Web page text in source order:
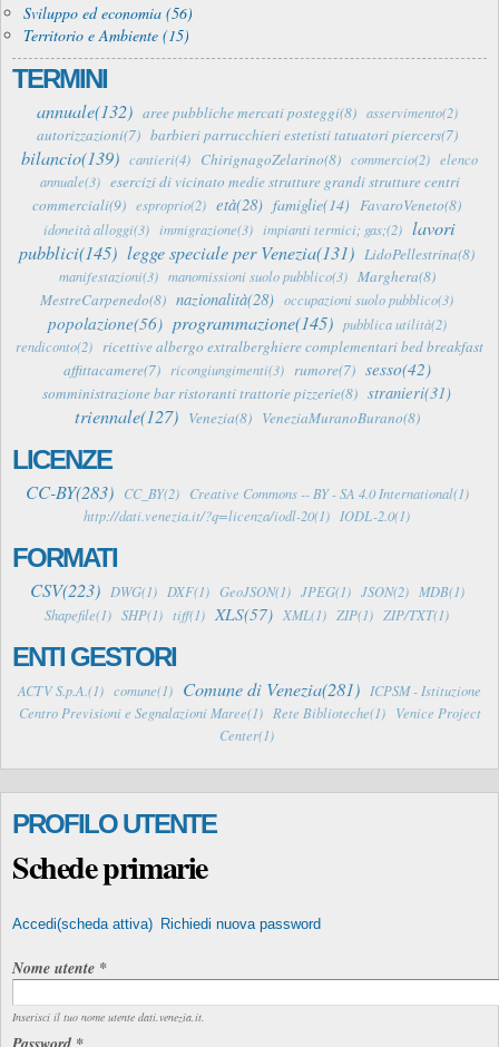
Sviluppo ed economia (56)
Territorio e Ambiente (15)
TERMINI
annuale(132) aree pubbliche mercati posteggi(8) asservimento(2)
autorizzazioni(7) barbieri parrucchieri estetisti tatuatori piercers(7)
bilancio(139) cantieri(4) ChirignagoZelarino(8) commercio(2) elenco
annuale(3) esercizi di vicinato medie strutture grandi strutture centri
commerciali(9) esproprio(2) età(28) famiglie(14) FavaroVeneto(8)
idoneità alloggi(3) immigrazione(3) impianti termici; gas;(2) lavori
pubblici(145) legge speciale per Venezia(131) LidoPellestrina(8)
manifestazioni(3) manomissioni suolo pubblico(3) Marghera(8)
MestreCarpenedo(8) nazionalità(28) occupazioni suolo pubblico(3)
popolazione(56) programmazione(145) pubblica utilità(2)
rendiconto(2) ricettive albergo extralberghiere complementari bed breakfast
affittacamere(7)
ricongiungimenti(3) rumore(7) sesso(42)
somministrazione bar ristoranti trattorie pizzerie(8) stranieri(31)
triennale(127) Venezia(8) VeneziaMuranoBurano(8)
LICENZE
CC-BY(283) CC_BY(2)
Creative Commons -- BY - SA 4.0 International(1)
http://dati.venezia.it/?q=licenza/iodl-20(1)
IODL-2.0(1)
FORMATI
CSV(223) DWG(1) DXF(1) GeoJSON(1) JPEG(1) JSON(2)
MDB(1)
Shapefile(1) SHP(1) tiff(1) XLS(57) XML(1) ZIP(1) ZIP/TXT(1)
ENTI GESTORI
ACTV S.p.A.(1) comune(1) Comune di Venezia(281)
ICPSM - Istituzione
Centro Previsioni e Segnalazioni Maree(1)
Rete Biblioteche(1)
Venice Project
Center(1)
PROFILO UTENTE
Schede primarie
Accedi(scheda attiva) Richiedi nuova password
Nome utente *
Inserisci il tuo nome utente dati.venezia.it.